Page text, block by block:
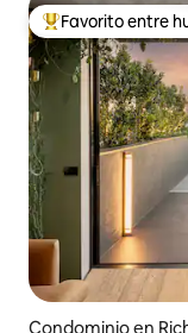
De los mejores en
Favorito entre
Condominio en